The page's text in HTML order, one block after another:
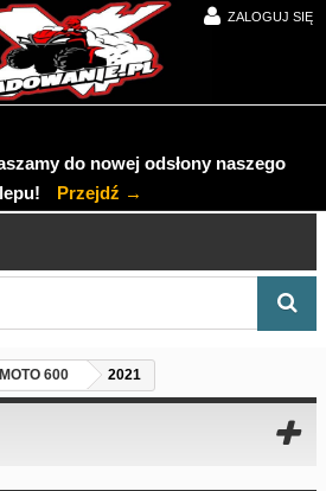
ZALOGUJ SIĘ
do nowej odsłony naszego
Przejdź →
600 2021